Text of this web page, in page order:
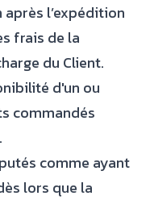
après l’expédition
frais de la
du Client.
d'un ou
commandés
comme ayant
lors que la